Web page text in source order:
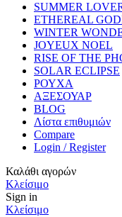
SUMMER
ETHEREAL
WINTER
JOYEUX NOEL
RISE OF THE
SOLAR ECLIPSE
ΡΟΥΧΑ
ΑΞΕΣΟΥΑΡ
BLOG
Λίστα επιθυμιών
Compare
Login / Register
Καλάθι αγορών
Κλείσιμο
Sign in
Κλείσιμο